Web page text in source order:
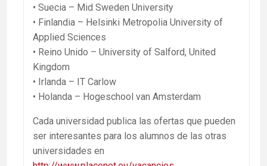
• Suecia – Mid Sweden University
• Finlandia – Helsinki Metropolia University of
Applied Sciences
• Reino Unido – University of Salford, United
Kingdom
• Irlanda – IT Carlow
• Holanda – Hogeschool van Amsterdam
Cada universidad publica las ofertas que pueden
ser interesantes para los alumnos de las otras
universidades en